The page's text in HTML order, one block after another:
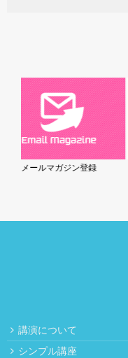
Facebook
講演について
シンプル講座